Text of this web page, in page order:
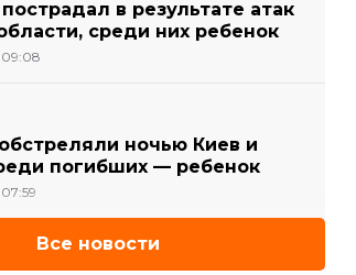
в результате атак
среди них ребенок
09:08
ночью Киев и
погибших — ребенок
Все новости